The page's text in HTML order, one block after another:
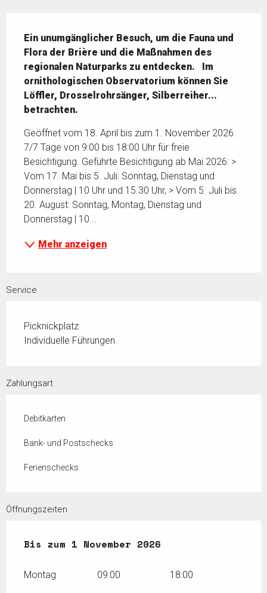
Ein unumgänglicher Besuch, um die Fauna und
Flora der Brière und die Maßnahmen des
regionalen Naturparks zu entdecken.   Im
ornithologischen Observatorium können Sie
Löffler, Drosselrohrsänger, Silberreiher...
betrachten.
Geöffnet vom 18. April bis zum 1. November 2026.
7/7 Tage von 9:00 bis 18:00 Uhr für freie
Besichtigung. Geführte Besichtigung ab Mai 2026: >
Vom 17. Mai bis 5. Juli: Sonntag, Dienstag und
Donnerstag | 10 Uhr und 15.30 Uhr, > Vom 5. Juli bis
20. August: Sonntag, Montag, Dienstag und
Donnerstag | 10...
Mehr anzeigen
Service
Picknickplatz
Individuelle Führungen
Zahlungsart
Debitkarten
Bank- und Postschecks
Ferienschecks
Öffnungszeiten
vom 18 April 2026 bis zum
Bis zum 1 November 2026
Montag 09:00 18:00